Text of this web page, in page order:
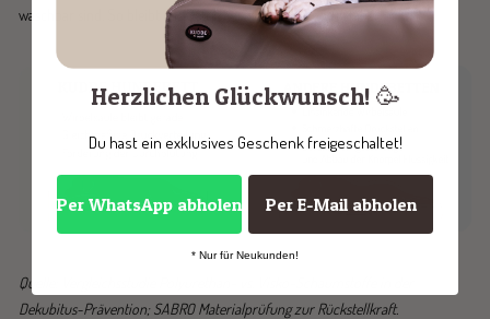
waschbar sind. So bleibt das Bett hygienisch und komfortabel.
Quelle: Vergleichsstudie Polyurethan- vs. Visko-Schaumstoffe in der
Dekubitus-Prävention; SABRO Materialprüfung zur Rückstellkraft.
Herzlichen Glückwunsch! 🥳
Du hast ein exklusives Geschenk freigeschaltet!
Per WhatsApp abholen Per E-Mail abholen
* Nur für Neukunden!